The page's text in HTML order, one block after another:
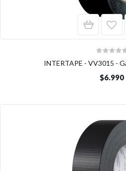
INTERTAPE - VV3015 -
$6.990